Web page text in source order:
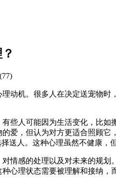
(77)
动机。很多人在决定送宠物
些人可能因为生活变化，比
爱，但认为对方更适合照顾
送人。这种心理虽然不健康，
情感的处理以及对未来的规
心理状态需要被理解和接纳，